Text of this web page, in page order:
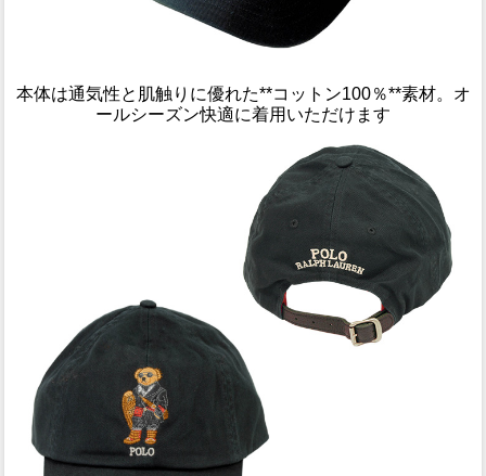
本体は通気性と肌触りに優れた**コットン100％**素材。オ
ールシーズン快適に着用いただけます